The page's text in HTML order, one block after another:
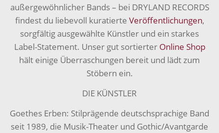
außergewöhnlicher Bands – bei DRYLAND RECORDS
findest du liebevoll kuratierte Veröffentlichungen,
sorgfältig ausgewählte Künstler und ein starkes
Label-Statement. Unser gut sortierter Online Shop
hält einige Überraschungen bereit und lädt zum
Stöbern ein.
DIE KÜNSTLER
Goethes Erben: Stilprägende deutschsprachige Band
seit 1989, die Musik-Theater und Gothic/Avantgarde